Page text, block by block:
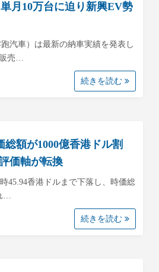
月10万台に迫り新興EV勢
汽車）は最新の納車実績を発表し
販売…
続きを読む
総額が1000億香港ドル割
価軸が転換
45.94香港ドルまで下落し、時価総
…
続きを読む